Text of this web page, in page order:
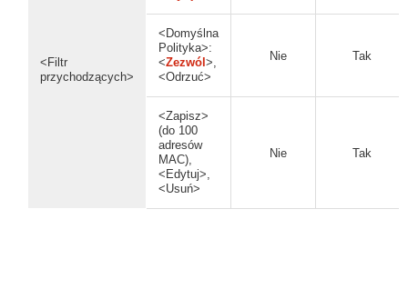
<Filtr
przychodzących>
<Domyślna
Polityka>:
<Zezwól >,
<Odrzuć>
Nie Tak
<Zapisz>
(do 100
adresów
MAC),
<Edytuj>,
<Usuń>
Nie Tak